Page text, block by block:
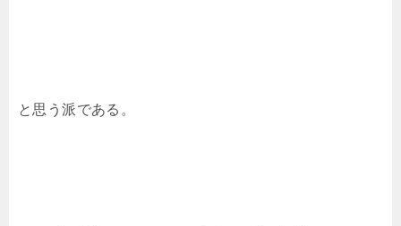
と思う派である。